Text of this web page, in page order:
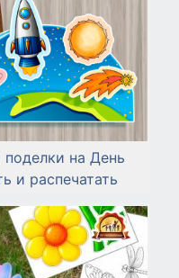
на День
и распечатать